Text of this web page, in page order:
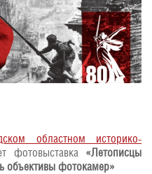
областном историко-
фотовыставка «Летописцы
объективы фотокамер»